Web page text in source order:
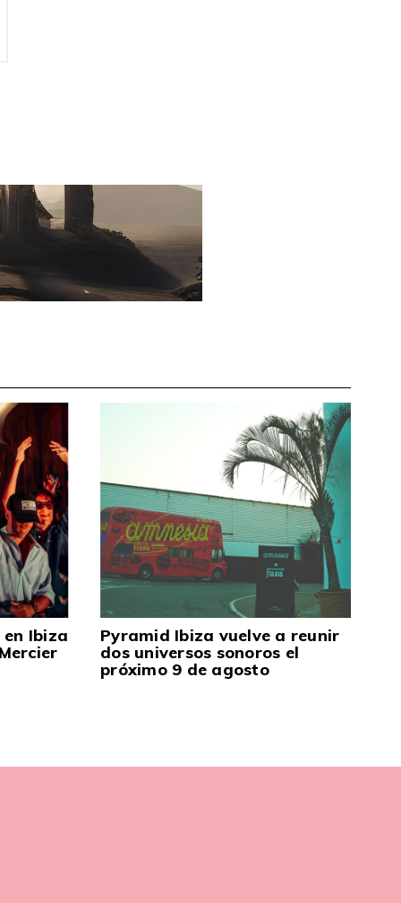
Ibiza
Pyramid Ibiza vuelve a reunir
dos universos sonoros el
próximo 9 de agosto